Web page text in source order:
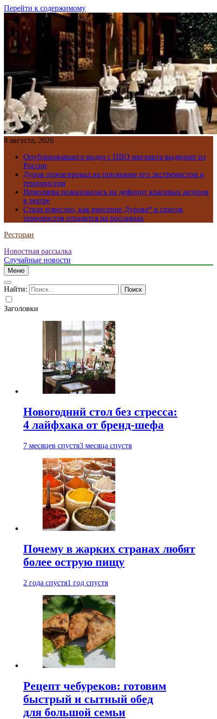
Перейти к содержимому
8 августа, 2026
Опубликовавшего видео с ПВО мигранта выдворят из
России
Дуров отреагировал на признание его экстремистом и
террористом
Немоляева пожаловалась на дефицит красивых актеров
в театре
Стало известно, как внесение Дурова* в список
террористов отразится на россиянах
Ресторан
Новостная рассылка
Случайные новости
Меню
Найти:
Заголовки
Новогодний стол без стресса:
4 лайфхака от бренд-шефа
7 месяцев спустя3 месяца спустя
Почему в жарких странах любят
более острую пищу
2 года спустя1 год спустя
Рецепт чебуреков: готовим
быстрый и сытный обед
для большой семьи